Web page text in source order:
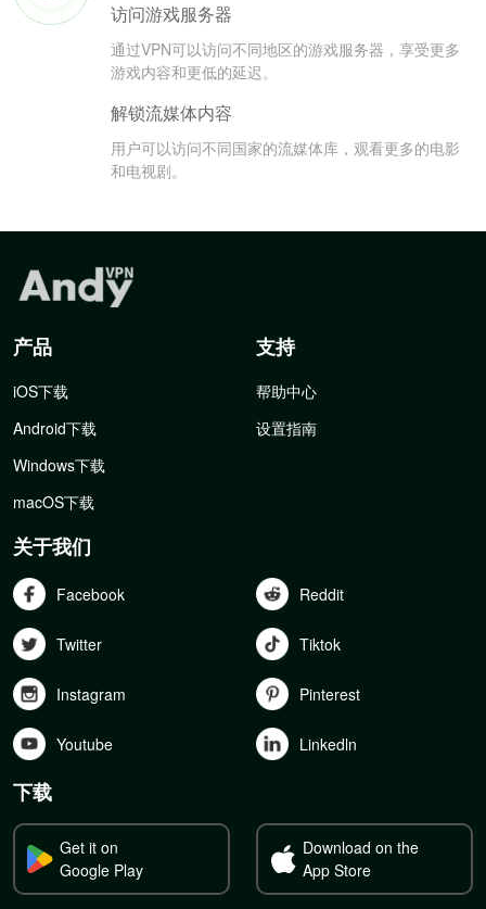
访问游戏服务器
通过VPN可以访问不同地区的游戏服务器，享受更多
游戏内容和更低的延迟。
解锁流媒体内容
用户可以访问不同国家的流媒体库，观看更多的电影
和电视剧。
产品
iOS下载
Android下载
Windows下载
macOS下载
支持
帮助中心
设置指南
关于我们
Facebook Reddit
Twitter Tiktok
Instagram Pinterest
Youtube Linkedln
下载
Get it on
Google Play
Download on the
App Store